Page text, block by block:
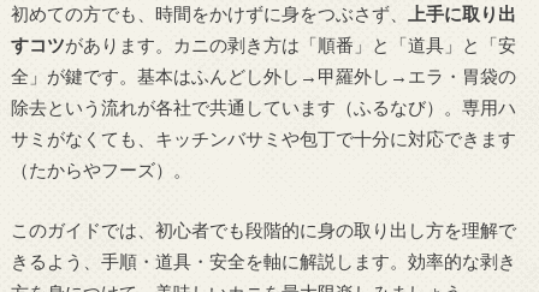
初めての方でも、時間をかけずに身をつぶさず、
上手に取り出
すコツがあります。カニの剥き方は「順番」と「道具」と「安
全」が鍵です。基本はふんどし外し→甲羅外し→エラ・胃袋の
除去という流れが各社で共通しています（ふるなび）。専用ハ
サミがなくても、キッチンバサミや包丁で十分に対応できます
（たからやフーズ）。
このガイドでは、初心者でも段階的に身の取り出し方を理解で
きるよう、手順・道具・安全を軸に解説します。効率的な剥き